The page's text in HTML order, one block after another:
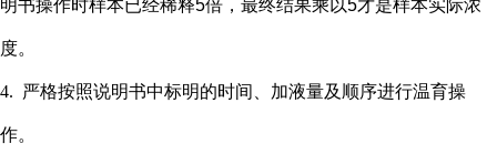
明书操作时样本已经稀释5倍，最终结果乘以5才是样本实际浓
度。
4. 严格按照说明书中标明的时间、加液量及顺序进行温育操
作。